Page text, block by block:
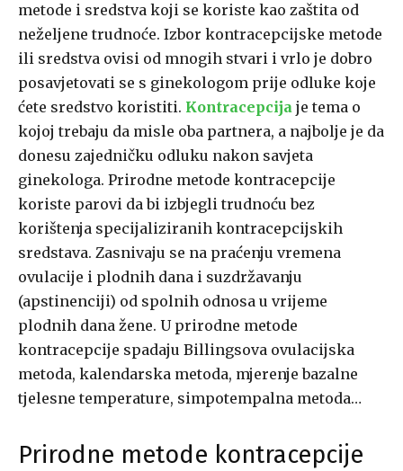
metode i sredstva koji se koriste kao zaštita od
neželjene trudnoće. Izbor kontracepcijske metode
ili sredstva ovisi od mnogih stvari i vrlo je dobro
posavjetovati se s ginekologom prije odluke koje
ćete sredstvo koristiti. Kontracepcija je tema o
kojoj trebaju da misle oba partnera, a najbolje je da
donesu zajedničku odluku nakon savjeta
ginekologa. Prirodne metode kontracepcije
koriste parovi da bi izbjegli trudnoću bez
korištenja specijaliziranih kontracepcijskih
sredstava. Zasnivaju se na praćenju vremena
ovulacije i plodnih dana i suzdržavanju
(apstinenciji) od spolnih odnosa u vrijeme
plodnih dana žene. U prirodne metode
kontracepcije spadaju Billingsova ovulacijska
metoda, kalendarska metoda, mjerenje bazalne
tjelesne temperature, simpotempalna metoda…
Prirodne metode kontracepcije